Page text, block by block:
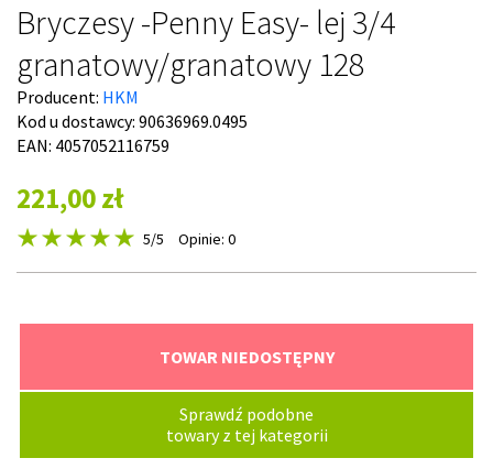
Bryczesy -Penny Easy- lej 3/4
granatowy/granatowy 128
Producent: HKM
Kod u dostawcy: 90636969.0495
EAN: 4057052116759
221,00 zł
5/5 Opinie: 0
TOWAR NIEDOSTĘPNY
Sprawdź podobne
towary z tej kategorii